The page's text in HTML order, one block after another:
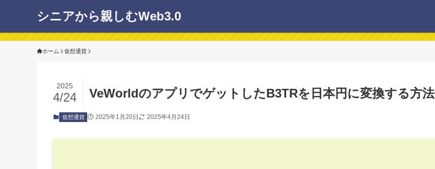
シニアから親しむWeb3.0
ホーム 仮想通貨
VeWorldのアプリでゲットしたB3TRを日本円に変換する方法
2025
4/24
仮想通貨 2025年1月20日 2025年4月24日